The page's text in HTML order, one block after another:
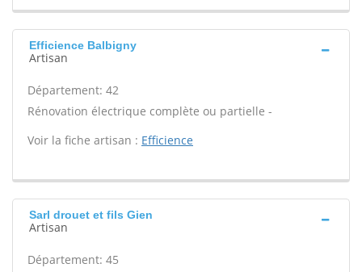
Efficience Balbigny
Artisan
Département: 42
Rénovation électrique complète ou partielle -
Voir la fiche artisan : Efficience
Sarl drouet et fils Gien
Artisan
Département: 45